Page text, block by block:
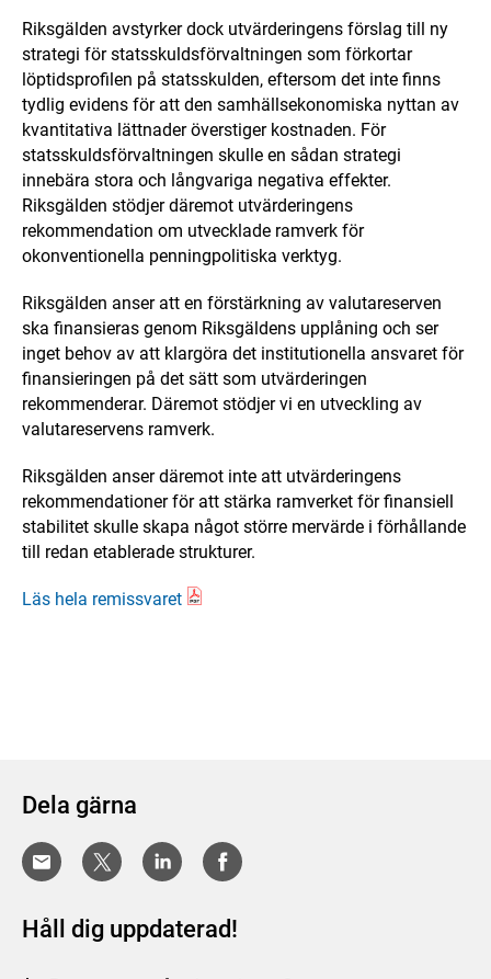
Riksgälden avstyrker dock utvärderingens förslag till ny
strategi för statsskuldsförvaltningen som förkortar
löptidsprofilen på statsskulden, eftersom det inte finns
tydlig evidens för att den samhällsekonomiska nyttan av
kvantitativa lättnader överstiger kostnaden. För
statsskuldsförvaltningen skulle en sådan strategi
innebära stora och långvariga negativa effekter.
Riksgälden stödjer däremot utvärderingens
rekommendation om utvecklade ramverk för
okonventionella penningpolitiska verktyg.
Riksgälden anser att en förstärkning av valutareserven
ska finansieras genom Riksgäldens upplåning och ser
inget behov av att klargöra det institutionella ansvaret för
finansieringen på det sätt som utvärderingen
rekommenderar. Däremot stödjer vi en utveckling av
valutareservens ramverk.
Riksgälden anser däremot inte att utvärderingens
rekommendationer för att stärka ramverket för finansiell
stabilitet skulle skapa något större mervärde i förhållande
till redan etablerade strukturer.
Läs hela remissvaret
Dela gärna
Håll dig uppdaterad!